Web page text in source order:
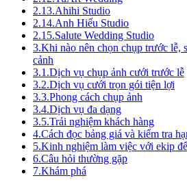
2.13.Ahihi Studio
2.14.Anh Hiếu Studio
2.15.Salute Wedding Studio
3.Khi nào nên chọn chụp trước lễ,
cảnh
3.1.Dịch vụ chụp ảnh cưới trước lễ
3.2.Dịch vụ cưới trọn gói tiện lợi
3.3.Phong cách chụp ảnh
3.4.Dịch vụ đa dạng
3.5.Trải nghiệm khách hàng
4.Cách đọc bảng giá và kiểm tra
5.Kinh nghiệm làm việc với ekip
6.Câu hỏi thường gặp
7.Khám phá